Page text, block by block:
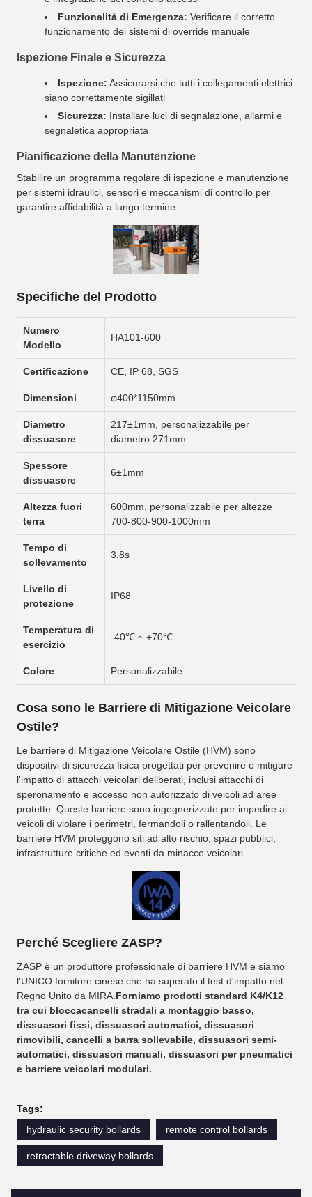
Funzionalità di Emergenza: Verificare il corretto
funzionamento dei sistemi di override manuale
Ispezione Finale e Sicurezza
Ispezione: Assicurarsi che tutti i collegamenti elettrici
siano correttamente sigillati
Sicurezza: Installare luci di segnalazione, allarmi e
segnaletica appropriata
Pianificazione della Manutenzione
Stabilire un programma regolare di ispezione e manutenzione
per sistemi idraulici, sensori e meccanismi di controllo per
garantire affidabilità a lungo termine.
Specifiche del Prodotto
Numero
Modello
HA101-600
Certificazione CE, IP 68, SGS
Dimensioni φ400*1150mm
Diametro
dissuasore
217±1mm, personalizzabile per
diametro 271mm
Spessore
dissuasore
6±1mm
Altezza fuori
terra
600mm, personalizzabile per altezze
700-800-900-1000mm
Tempo di
sollevamento
3,8s
Livello di
protezione
IP68
Temperatura di
esercizio
-40℃ ~ +70℃
Colore Personalizzabile
Cosa sono le Barriere di Mitigazione Veicolare
Ostile?
Le barriere di Mitigazione Veicolare Ostile (HVM) sono
dispositivi di sicurezza fisica progettati per prevenire o mitigare
l'impatto di attacchi veicolari deliberati, inclusi attacchi di
speronamento e accesso non autorizzato di veicoli ad aree
protette. Queste barriere sono ingegnerizzate per impedire ai
veicoli di violare i perimetri, fermandoli o rallentandoli. Le
barriere HVM proteggono siti ad alto rischio, spazi pubblici,
infrastrutture critiche ed eventi da minacce veicolari.
Perché Scegliere ZASP?
ZASP è un produttore professionale di barriere HVM e siamo
l'UNICO fornitore cinese che ha superato il test d'impatto nel
Regno Unito da MIRA. Forniamo prodotti standard K4/K12
tra cui bloccacancelli stradali a montaggio basso,
dissuasori fissi, dissuasori automatici, dissuasori
rimovibili, cancelli a barra sollevabile, dissuasori semi-
automatici, dissuasori manuali, dissuasori per pneumatici
e barriere veicolari modulari.
Tags:
hydraulic security bollards
remote control bollards
retractable driveway bollards